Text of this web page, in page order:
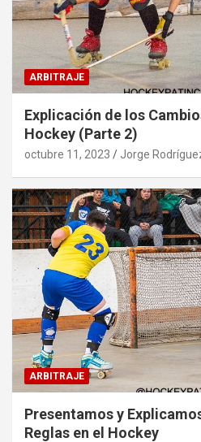
ARBITRAJE
Explicación de los
Hockey (Parte 2)
octubre 11, 2023 Jorge
ARBITRAJE
Presentamos y
Reglas en el Hockey